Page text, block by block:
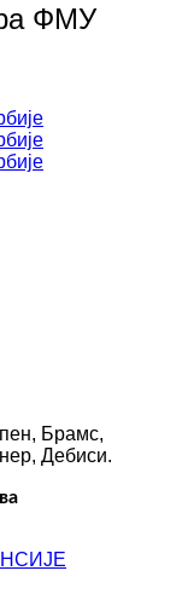
ФМУ
Брамс,
Дебиси.